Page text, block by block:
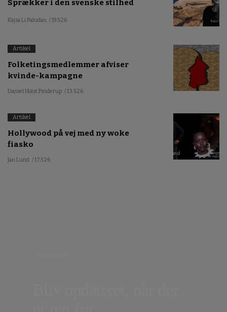
Sprækker i den svenske stilhed
Kajsa Li Paludan / 19.5.26
Artikel
Folketingsmedlemmer afviser
kvinde-kampagne
Daniel Holst Pinderup / 13.5.26
Artikel
Hollywood på vej med ny woke
fiasko
Jan Lund / 17.5.26